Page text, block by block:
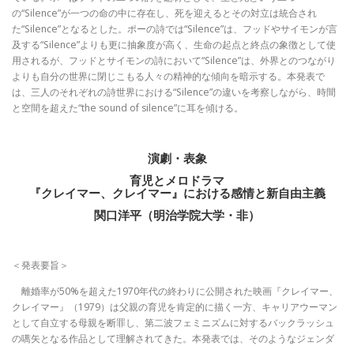
の“Silence”が一つの命の中に存在し、死を迎えるとその対立は統合され
た“Silence”となるとした。ポーの詩では“Silence”は、フッドやサイモンが言
及する“Silence”よりも更に抽象度が高く、生命の起点と終点の象徴として使
用されるが、フッドとサイモンの詩において“Silence”は、外界とのつながり
よりも自分の世界に閉じこもる人々の精神的な傾向を暗示する。本発表で
は、三人のそれぞれの詩世界における“Silence”の違いを考察しながら、時間
と空間を超えた“the sound of silence”に耳を傾ける。
演劇・表象
育児とメロドラマ
『クレイマー、クレイマー』における感情と新自由主義
関口洋平（明治学院大学・非）
＜発表要旨＞
離婚率が50%を超えた1970年代の終わりに公開された映画『クレイマー、
クレイマー』（1979）は父親の育児を肯定的に描く一方、キャリアウーマン
として自立する母親を断罪し、第二波フェミニズムに対するバックラッシュ
の嚆矢となる作品として理解されてきた。本発表では、そのようなジェンダ